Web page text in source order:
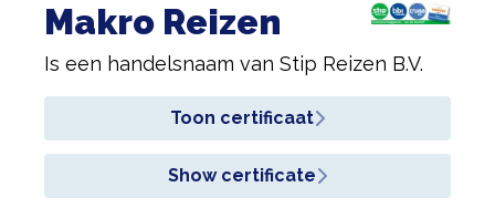
Makro Reizen
Is een handelsnaam van Stip Reizen B.V.
Toon certificaat
Show certificate